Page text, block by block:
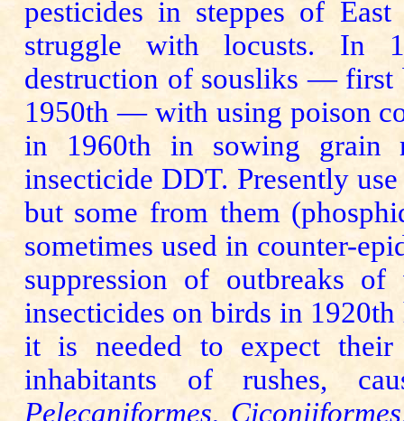
pesticides in steppes of
struggle with locusts. In
destruction of sousliks — first
1950th — with using poison
in 1960th in sowing grain
insecticide DDT. Presently
but some from them
sometimes used in counter-
suppression of outbreaks of
insecticides on birds in
it is needed to expect
inhabitants of rushes,
Pelecaniformes, Ciconiiformes